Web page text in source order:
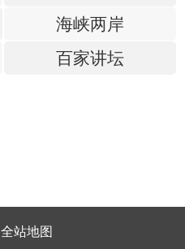
海峡两岸
百家讲坛
全站地图